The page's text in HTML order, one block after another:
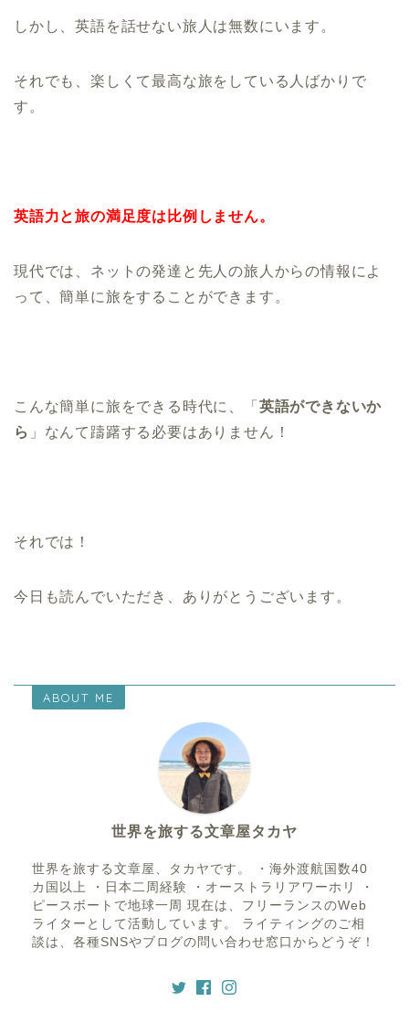
しかし、英語を話せない旅人は無数にいます。
それでも、楽しくて最高な旅をしている人ばかりで
す。
英語力と旅の満足度は比例しません。
現代では、ネットの発達と先人の旅人からの情報によ
って、簡単に旅をすることができます。
こんな簡単に旅をできる時代に、「 英語ができないか
ら 」なんて躊躇する必要はありません！
それでは！
今日も読んでいただき、ありがとうございます。
ABOUT ME
世界を旅する文章屋タカヤ
世界を旅する文章屋、タカヤです。 ・海外渡航国数40
カ国以上 ・日本二周経験 ・オーストラリアワーホリ ・
ピースボートで地球一周 現在は、フリーランスのWeb
ライターとして活動しています。 ライティングのご相
談は、各種SNSやブログの問い合わせ窓口からどうぞ！